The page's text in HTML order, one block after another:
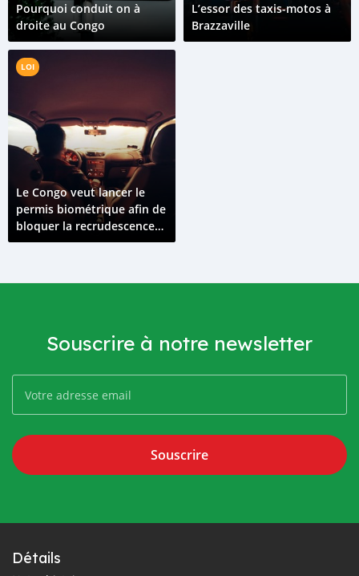
Pourquoi conduit on à
droite au Congo
L’essor des taxis-motos à
Brazzaville
LOI
Le Congo veut lancer le
permis biométrique afin de
bloquer la recrudescence
des faux permis
Souscrire à notre newsletter
Souscrire
Détails